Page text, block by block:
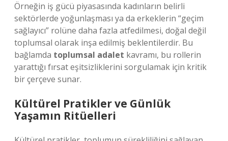
Örneğin iş gücü piyasasında kadınların belirli
sektörlerde yoğunlaşması ya da erkeklerin “geçim
sağlayıcı” rolüne daha fazla atfedilmesi, doğal değil
toplumsal olarak inşa edilmiş beklentilerdir. Bu
bağlamda toplumsal adalet kavramı, bu rollerin
yarattığı fırsat eşitsizliklerini sorgulamak için kritik
bir çerçeve sunar.
Kültürel Pratikler ve Günlük
Yaşamın Ritüelleri